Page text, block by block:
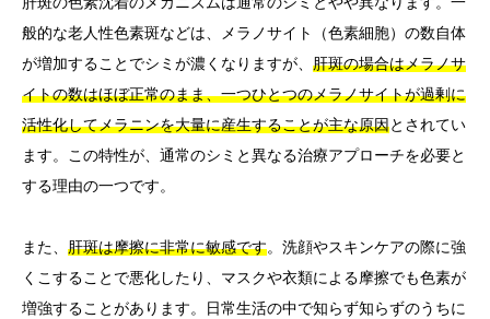
般的な老人性色素斑などは、メラノサイト（色素細胞）の数自体
が増加することでシミが濃くなりますが、 肝斑の場合はメラノサ
イトの数はほぼ正常のまま、一つひとつのメラノサイトが過剰に
活性化してメラニンを大量に産生することが主な原因とされてい
ます。この特性が、通常のシミと異なる治療アプローチを必要と
する理由の一つです。
また、 肝斑は摩擦に非常に敏感です。洗顔やスキンケアの際に強
くこすることで悪化したり、マスクや衣類による摩擦でも色素が
増強することがあります。日常生活の中で知らず知らずのうちに